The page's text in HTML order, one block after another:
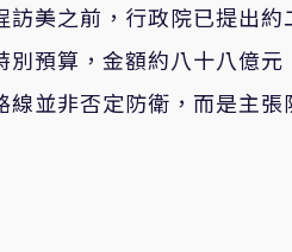
美之前，行政院已提出約
預算，金額約八十八億元
並非否定防衛，而是主張